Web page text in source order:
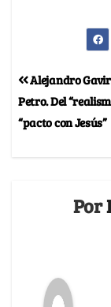
Alejandro
Petro. Del
“pacto con Jesús”
Por